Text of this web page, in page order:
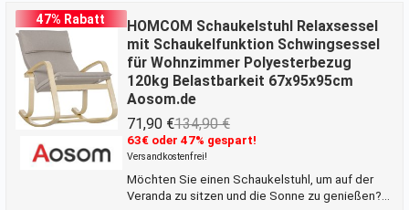
herkömmliche Tür beim Öffnen beanspruchen
würde. Ideal für Flure, Garagen, Esszimmer und
Schlafzimmer. Entdecken Sie die Vorteile dieses
Schiebetür-Bausatzes und überzeugen Sie sich
selbst von seiner Qualität und
Funktionalität.Beschreibung:Ge
47% Rabatt
HOMCOM Schaukelstuhl Relaxsessel
mit Schaukelfunktion Schwingsessel
für Wohnzimmer Polyesterbezug
120kg Belastbarkeit 67x95x95cm
Aosom.de
71,90 €134,90 €
63€ oder 47% gespart!
Versandkostenfrei!
Möchten Sie einen Schaukelstuhl, um auf der
Veranda zu sitzen und die Sonne zu genießen?